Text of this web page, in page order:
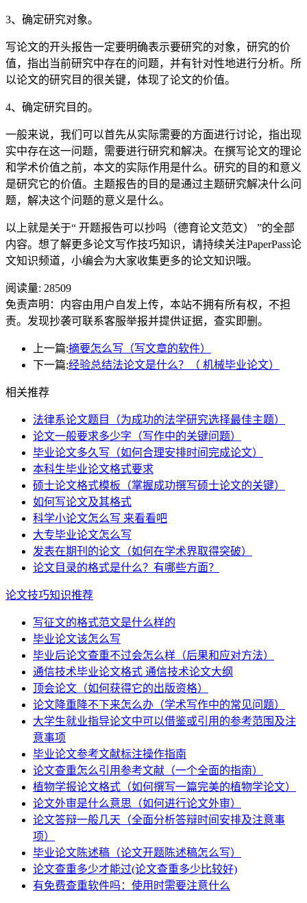
3、确定研究对象。
写论文的开头报告一定要明确表示要研究的对象，研究的价
值，指出当前研究中存在的问题，并有针对性地进行分析。所
以论文的研究目的很关键，体现了论文的价值。
4、确定研究目的。
一般来说，我们可以首先从实际需要的方面进行讨论，指出现
实中存在这一问题，需要进行研究和解决。在撰写论文的理论
和学术价值之前，本文的实际作用是什么。研究的目的和意义
是研究它的价值。主题报告的目的是通过主题研究解决什么问
题，解决这个问题的意义是什么。
以上就是关于“ 开题报告可以抄吗（德育论文范文） ”的全部
内容。想了解更多论文写作技巧知识，请持续关注PaperPass论
文知识频道，小编会为大家收集更多的论文知识哦。
阅读量: 28509
免责声明：内容由用户自发上传，本站不拥有所有权，不担
责。发现抄袭可联系客服举报并提供证据，查实即删。
上一篇:摘要怎么写（写文章的软件）
下一篇:经验总结法论文是什么？（ 机械毕业论文）
相关推荐
法律系论文题目（为成功的法学研究选择最佳主题）
论文一般要求多少字（写作中的关键问题）
毕业论文多久写（如何合理安排时间完成论文）
本科生毕业论文格式要求
硕士论文格式模板（掌握成功撰写硕士论文的关键）
如何写论文及其格式
科学小论文怎么写 来看看吧
大专毕业论文怎么写
发表在期刊的论文（如何在学术界取得突破）
论文目录的格式是什么？有哪些方面？
论文技巧知识推荐
写征文的格式范文是什么样的
毕业论文该怎么写
毕业后论文查重不过会怎么样（后果和应对方法）
通信技术毕业论文格式 通信技术论文大纲
顶会论文（如何获得它的出版资格）
论文降重降不下来怎么办（学术写作中的常见问题）
大学生就业指导论文中可以借鉴或引用的参考范围及注
意事项
毕业论文参考文献标注操作指南
论文查重怎么引用参考文献（一个全面的指南）
植物学报论文格式（如何撰写一篇完美的植物学论文）
论文外审是什么意思（如何进行论文外审）
论文答辩一般几天（全面分析答辩时间安排及注意事
项）
毕业论文陈述稿（论文开题陈述稿怎么写）
论文查重多少才能过(论文查重多少比较好)
有免费查重软件吗：使用时需要注意什么